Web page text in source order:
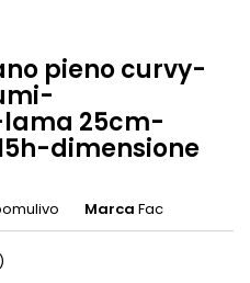
pieno curvy-
25cm-
dimensione
Marca Fac